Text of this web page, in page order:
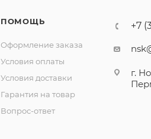
ПОМОЩЬ
Оформление заказа
Условия оплаты
Условия доставки
Гарантия на товар
Вопрос-ответ
+7
г.